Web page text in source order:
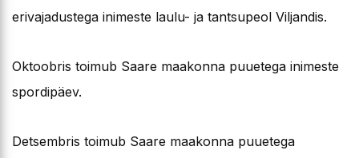
erivajadustega inimeste laulu- ja tantsupeol Viljandis.
Oktoobris toimub Saare maakonna puuetega inimeste
spordipäev.
Detsembris toimub Saare maakonna puuetega